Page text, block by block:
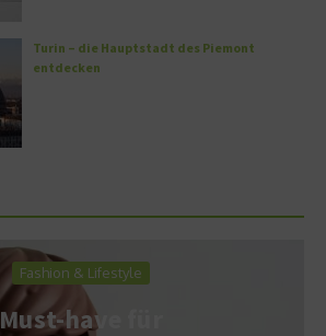
Turin – die Hauptstadt des Piemont
entdecken
Fashion & Lifestyle
Must-have für